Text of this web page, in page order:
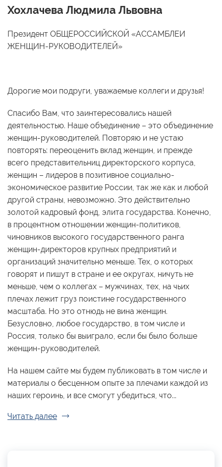
Хохлачева Людмила Львовна
Президент ОБЩЕРОССИЙСКОЙ «АССАМБЛЕИ
ЖЕНЩИН-РУКОВОДИТЕЛЕЙ»
Дорогие мои подруги, уважаемые коллеги и друзья!
Спасибо Вам, что заинтересовались нашей
деятельностью. Наше объединение – это объединение
женщин-руководителей. Повторяю и не устаю
повторять: переоценить вклад женщин, и прежде
всего представительниц директорского корпуса,
женщин – лидеров в позитивное социально-
экономическое развитие России, так же как и любой
другой страны, невозможно. Это действительно
золотой кадровый фонд, элита государства. Конечно,
в процентном отношении женщин-политиков,
чиновников высокого государственного ранга
женщин-директоров крупных предприятий и
организаций значительно меньше. Тех, о которых
говорят и пишут в стране и ее округах, ничуть не
меньше, чем о коллегах – мужчинах, тех, на чьих
плечах лежит груз поистине государственного
масштаба. Но это отнюдь не вина женщин.
Безусловно, любое государство, в том числе и
Россия, только бы выиграло, если бы было больше
женщин-руководителей.
На нашем сайте мы будем публиковать в том числе и
материалы о бесценном опыте за плечами каждой из
наших героинь, и все смогут убедиться, что...
Читать далее